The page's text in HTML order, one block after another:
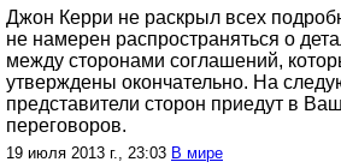
Джон Керри не раскрыл всех
не намерен распространяться о
между сторонами соглашений,
утверждены окончательно. На
представители сторон приедут в
переговоров.
19 июля 2013 г., 23:03 В мире